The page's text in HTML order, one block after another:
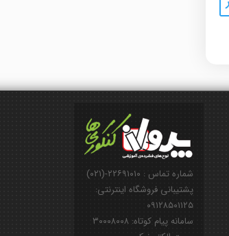
شماره تماس : ۲۲۶۹۱۰۱۰-(۰۲۱)
پشتیبانی فروشگاه اینترنتی:
۰۹۱۲۸۵۰۱۱۲۵
سامانه پیام کوتاه: ۳۰۰۰۸۰۰۸